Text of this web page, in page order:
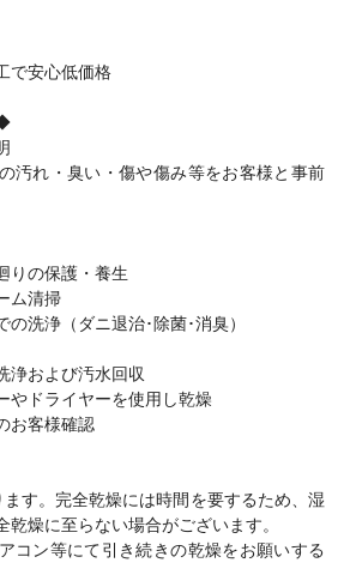
で安心低価格
汚れ・臭い・傷や傷み等をお客様と事前
りの保護・養生
ム清掃
の洗浄（ダニ退治･除菌･消臭）
浄および汚水回収
やドライヤーを使用し乾燥
お客様確認
す。完全乾燥には時間を要するため、湿
燥に至らない場合がございます。
コン等にて引き続きの乾燥をお願いする